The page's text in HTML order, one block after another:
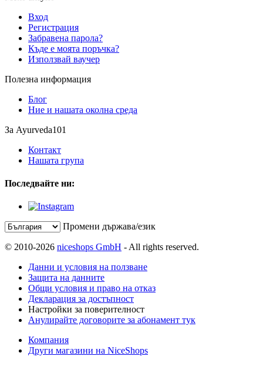
Вход
Регистрация
Забравена парола?
Къде е моята поръчка?
Използвай ваучер
Полезна информация
Блог
Ние и нашата околна среда
За Ayurveda101
Контакт
Нашата група
Последвайте ни:
Промени държава/език
© 2010-2026 niceshops GmbH - All rights reserved.
Данни и условия на ползване
Защита на данните
Общи условия и право на отказ
Декларация за достъпност
Настройки за поверителност
Анулирайте договорите за абонамент тук
Компания
Други магазини на NiceShops